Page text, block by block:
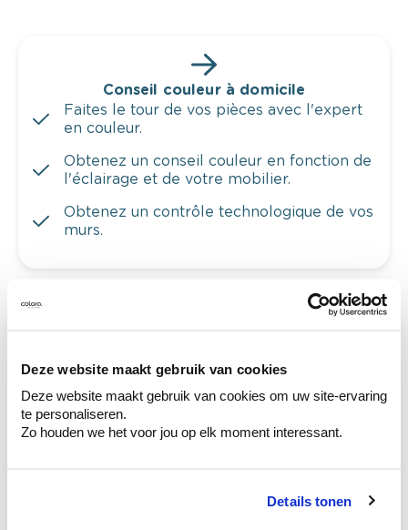
Deze website maakt gebruik van cookies
Deze website maakt gebruik van cookies om uw site-ervaring
te personaliseren.
Zo houden we het voor jou op elk moment interessant.
Details tonen
Conseil couleur à domicile
Faites le tour de vos pièces avec l'expert
en couleur.
Obtenez un conseil couleur en fonction de
l'éclairage et de votre mobilier.
Obtenez un contrôle technologique de vos
murs.
sélection de couleurs.
Voyez les nuances assorties pour affiner
votre couleur.